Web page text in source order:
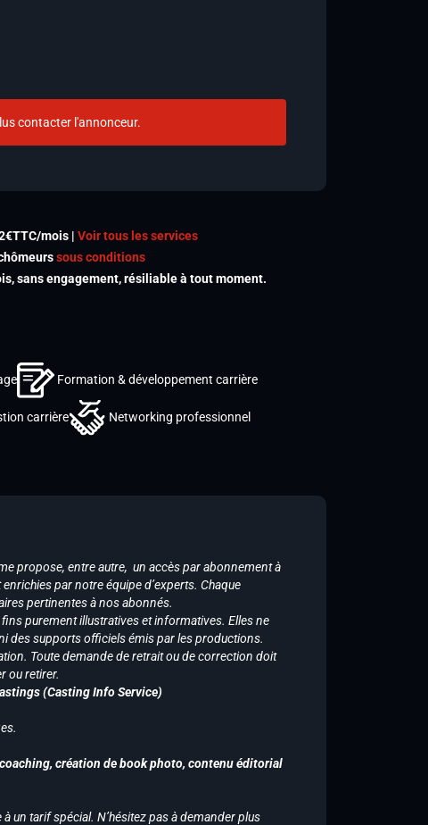
contacter l'annonceur.
mois | Voir tous les services
sous conditions
sans engagement, résiliable à tout moment.
Formation & développement carrière
carrière Networking professionnel
propose, entre autre, un accès par abonnement à
par notre équipe d’experts. Chaque
pertinentes à nos abonnés.
fins purement illustratives et informatives. Elles ne
des supports officiels émis par les productions.
Toute demande de retrait ou de correction doit
ou retirer.
(Casting Info Service)
création de book photo, contenu éditorial
un tarif spécial. N’hésitez pas à demander plus